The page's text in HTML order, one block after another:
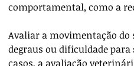
comportamental, como a
Avaliar a movimentação do
degraus ou dificuldade
casos, a avaliação